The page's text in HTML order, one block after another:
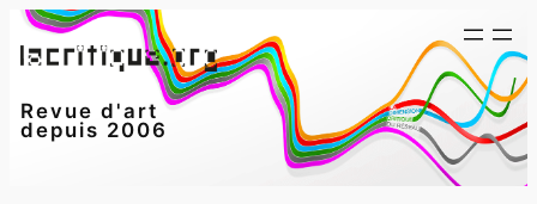
Aller
au
Revue d'art
depuis 2006